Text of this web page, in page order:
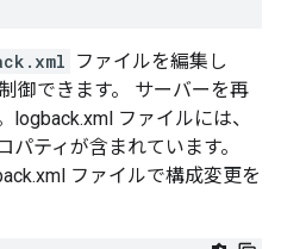
ファイルを編集し
御できます。 サーバーを再
ファイルには、
ティが含まれています。
ファイルで構成変更を